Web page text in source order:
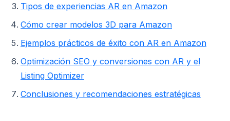
Tipos de experiencias AR en Amazon
Cómo crear modelos 3D para Amazon
Ejemplos prácticos de éxito con AR en Amazon
Optimización SEO y conversiones con AR y el
Listing Optimizer
Conclusiones y recomendaciones estratégicas